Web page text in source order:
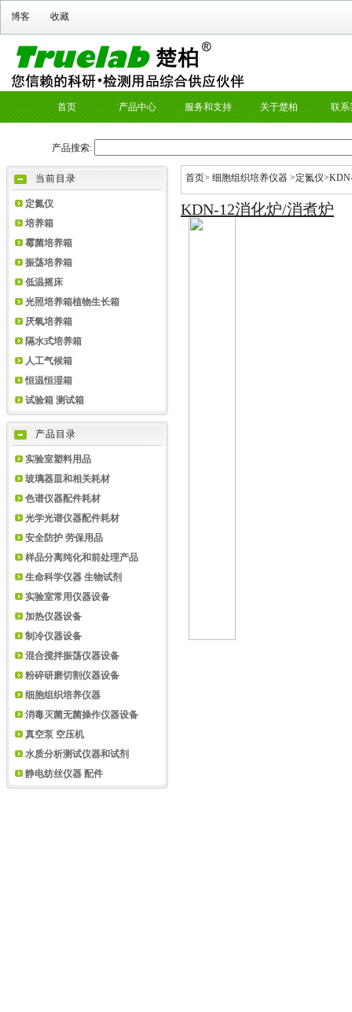
当前目录
定氮仪
培养箱
霉菌培养箱
振荡培养箱
低温摇床
光照培养箱植物生长箱
厌氧培养箱
隔水式培养箱
人工气候箱
恒温恒湿箱
试验箱 测试箱
产品目录
实验室塑料用品
玻璃器皿和相关耗材
色谱仪器配件耗材
光学光谱仪器配件耗材
安全防护 劳保用品
样品分离纯化和前处理产品
生命科学仪器 生物试剂
实验室常用仪器设备
加热仪器设备
制冷仪器设备
混合搅拌振荡仪器设备
粉碎研磨切割仪器设备
细胞组织培养仪器
消毒灭菌无菌操作仪器设备
真空泵 空压机
水质分析测试仪器和试剂
静电纺丝仪器 配件
首页> 细胞组织培养仪器 >定氮仪
KDN-12消化炉/消煮炉